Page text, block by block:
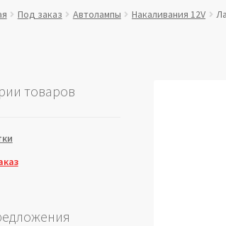
Витрина Мой аккаунт Политика в
Под заказ Автолампы Накаливания 12V
товаров